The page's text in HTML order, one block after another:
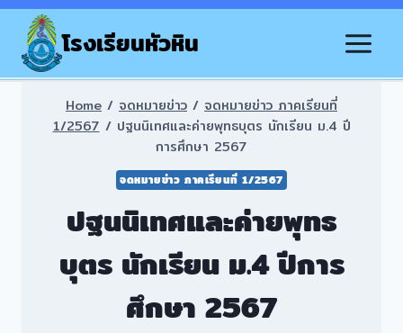
Skip
contentโรงเรียนหัวหิน
Home / จดหมายข่าว / จดหมายข่าว ภาคเรียนที่
1/2567 / ปฐนนิเทศและค่ายพุทธบุตร นักเรียน ม.4 ปี
การศึกษา 2567
จดหมายข่าว ภาคเรียนที่ 1/2567
ปฐนนิเทศและค่ายพุทธ
บุตร นักเรียน ม.4 ปีการ
ศึกษา 2567